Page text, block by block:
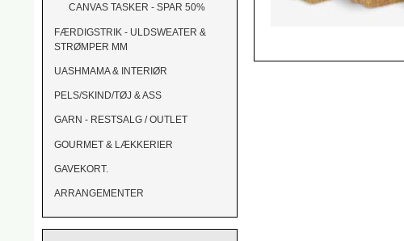
CANVAS TASKER - SPAR 50%
FÆRDIGSTRIK - ULDSWEATER &
STRØMPER MM
UASHMAMA & INTERIØR
PELS/SKIND/TØJ & ASS
GARN - RESTSALG / OUTLET
GOURMET & LÆKKERIER
GAVEKORT.
ARRANGEMENTER